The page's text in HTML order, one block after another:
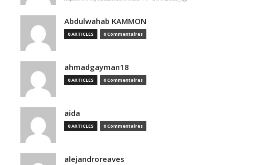
Abdulwahab KAMMON
0 ARTICLES 0 Commentaires
ahmadgayman18
0 ARTICLES 0 Commentaires
aida
0 ARTICLES 0 Commentaires
alejandroreaves